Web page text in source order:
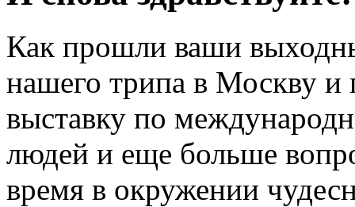
Как прошли ваши
нашего трипа в Москву и
выставку по
людей и еще больше
время в окружении